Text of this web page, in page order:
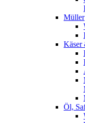
Müller
Käser
Öl,